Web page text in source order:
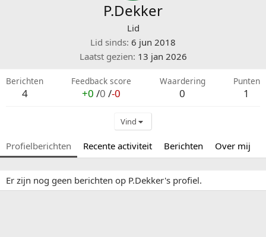
P.Dekker
Lid
Lid sinds 6 jun 2018
Laatst gezien 13 jan 2026
Berichten
4
Feedback score
+0 /0 /-0
Waardering
0
Punten
1
Vind
Profielberichten Recente activiteit Berichten Over mij
Er zijn nog geen berichten op P.Dekker's profiel.